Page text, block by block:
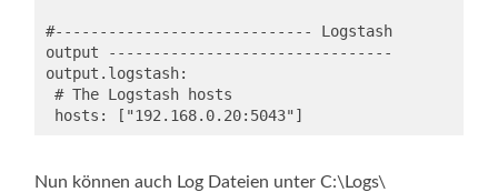
#----------------------------- Logstash
output --------------------------------
output.logstash:
hosts: ["192.168.0.20:5043"]
Nun können auch Log Dateien unter C:\Logs\